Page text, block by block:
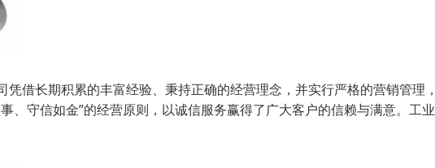
借长期积累的丰富经验、秉持正确的经营理念，并实行严格的营销管理
、守信如金”的经营原则，以诚信服务赢得了广大客户的信赖与满意。工